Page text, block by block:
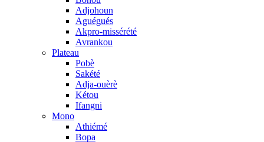
Adjohoun
Aguégués
Akpro-missérété
Avrankou
Plateau
Pobè
Sakété
Adja-ouèrè
Kétou
Ifangni
Mono
Athiémé
Bopa